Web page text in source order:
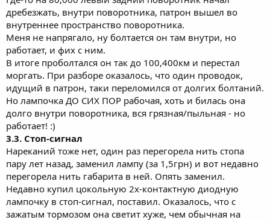
дребезжать, внутри поворотника, патрон вышел во
внутреннее пространство поворотника.
Меня не напрягало, ну болтается он там внутри, но
работает, и фих с ним.
В итоге проболтался он так до 100,400км и перестал
моргать. При разборе оказалось, что один проводок,
идущий в патрон, таки переломился от долгих болтаний.
Но лампочка ДО СИХ ПОР рабочая, хоть и билась она
долго внутри поворотника, вся грязная/пыльная - но
работает! :)
3.3. Стоп-сигнал
Нареканий тоже нет, один раз перегорела нить стопа
пару лет назад, заменил лампу (за 1,5грн) и вот недавно
перегорела нить габарита в ней. Опять заменил.
Недавно купил цокольную 2х-контактную диодную
лампочку в стоп-сигнал, поставил. Оказалось, что с
зажатым тормозом она светит хуже, чем обычная на